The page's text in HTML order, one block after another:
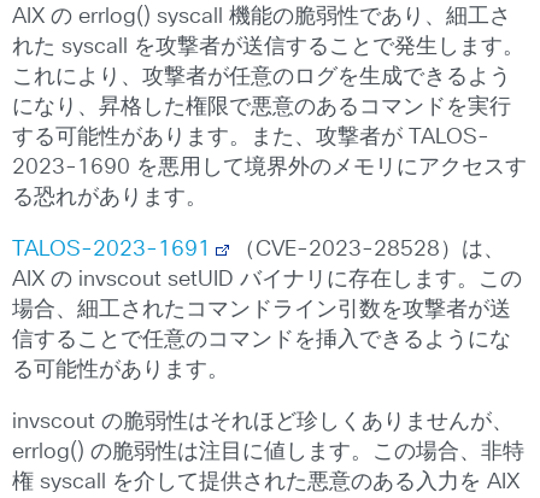
AIX の errlog() syscall 機能の脆弱性であり、細工さ
れた syscall を攻撃者が送信することで発生します。
これにより、攻撃者が任意のログを生成できるよう
になり、昇格した権限で悪意のあるコマンドを実行
する可能性があります。また、攻撃者が TALOS-
2023-1690 を悪用して境界外のメモリにアクセスす
る恐れがあります。
TALOS-2023-1691
（CVE-2023-28528）は、
AIX の invscout setUID バイナリに存在します。この
場合、細工されたコマンドライン引数を攻撃者が送
信することで任意のコマンドを挿入できるようにな
る可能性があります。
invscout の脆弱性はそれほど珍しくありませんが、
errlog() の脆弱性は注目に値します。この場合、非特
権 syscall を介して提供された悪意のある入力を AIX